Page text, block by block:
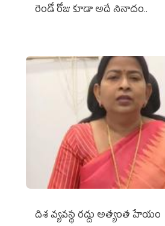
రెండో రోజు కూడా అదే నినాదం..
దిశ వ్యవస్థ రద్దు అత్యంత హేయం